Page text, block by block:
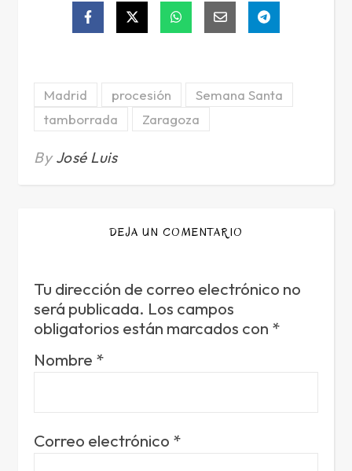
Madrid procesión
Semana Santa
tamborrada
Zaragoza
ByJosé Luis
DEJA UN COMENTARIO
Tu dirección de correo electrónico no
será publicada. Los campos
obligatorios están marcados con *
Nombre *
Correo electrónico *